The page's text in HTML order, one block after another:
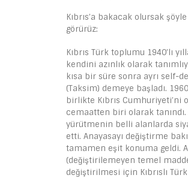
Kıbrıs’a bakacak olursak
görürüz:
Kıbrıs Türk toplumu 1940’lı
kendini azınlık olarak
kısa bir süre sonra ayrı self-
(Taksim) demeye başladı.
birlikte Kıbrıs Cumhuriyeti’ni
cemaatten biri olarak tanındı.
yürütmenin belli alanlarda
etti. Anayasayı değiştirme
tamamen eşit konuma geldi.
(değiştirilemeyen temel
değiştirilmesi için Kıbrıslı